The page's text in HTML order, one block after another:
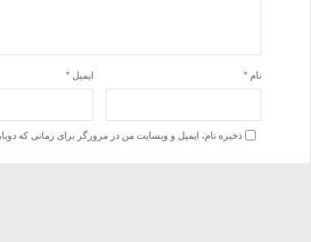
نام * ایمیل *
ذخیره نام، ایمیل و وبسایت من در مرورگر برای زمانی که